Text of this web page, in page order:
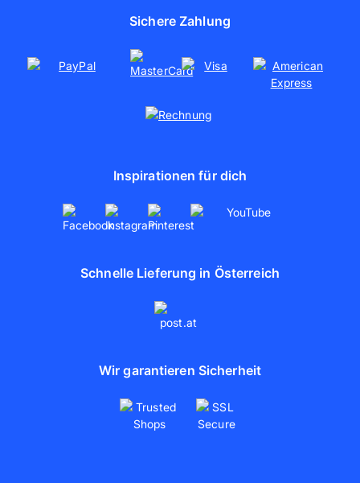
Soziales Engagement
Sichere Zahlung
Inspirationen für dich
Schnelle Lieferung in Österreich
Wir garantieren Sicherheit